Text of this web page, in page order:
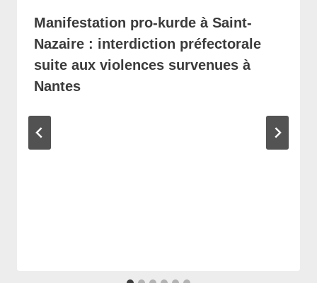
Manifestation pro-kurde à Saint-
Nazaire : interdiction préfectorale
suite aux violences survenues à
Nantes